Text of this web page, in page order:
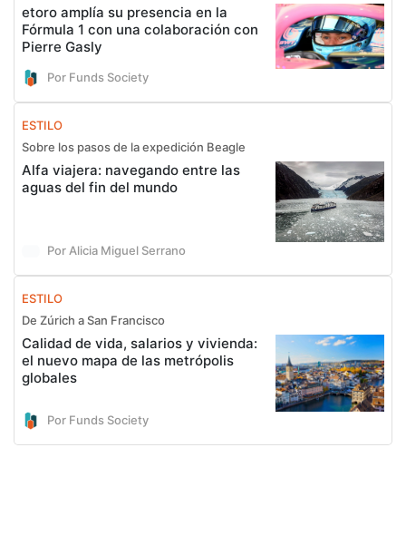
etoro amplía su presencia en la
Fórmula 1 con una colaboración con
Pierre Gasly
Por Funds Society
ESTILO
Sobre los pasos de la expedición Beagle
Alfa viajera: navegando entre las
aguas del fin del mundo
Por Alicia Miguel Serrano
ESTILO
De Zúrich a San Francisco
Calidad de vida, salarios y vivienda:
el nuevo mapa de las metrópolis
globales
Por Funds Society